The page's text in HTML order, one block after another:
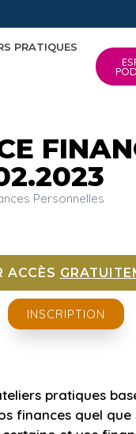
PRATIQUES
Personnelles
ACCÈS
INSCRIPTION
pratiques
finances quel